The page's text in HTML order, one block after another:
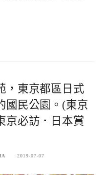
，東京都區日式
國民公園。(東京
京必訪．日本賞
2019-07-07